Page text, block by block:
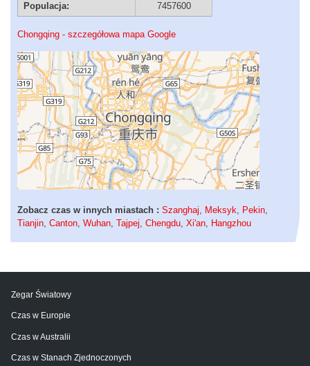
Populacja:
7457600
Chongqing - szczegółowa mapa Google
Zobacz czas w innych miastach : Szanghaj, Meksyk, Pekin,
Tianjin, Canton, Wuhan, Tajpej, Chengdu, Xi'an, Hangzhou
Zegar Światowy
Czas w Europie
Czas w Australii
Czas w Stanach Zjednoczonych